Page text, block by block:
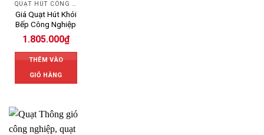
QUẠT HÚT CÔNG NGHIỆP
Giá Quạt Hút Khói
Bếp Công Nghiệp
1.805.000₫
THÊM VÀO
GIỎ HÀNG